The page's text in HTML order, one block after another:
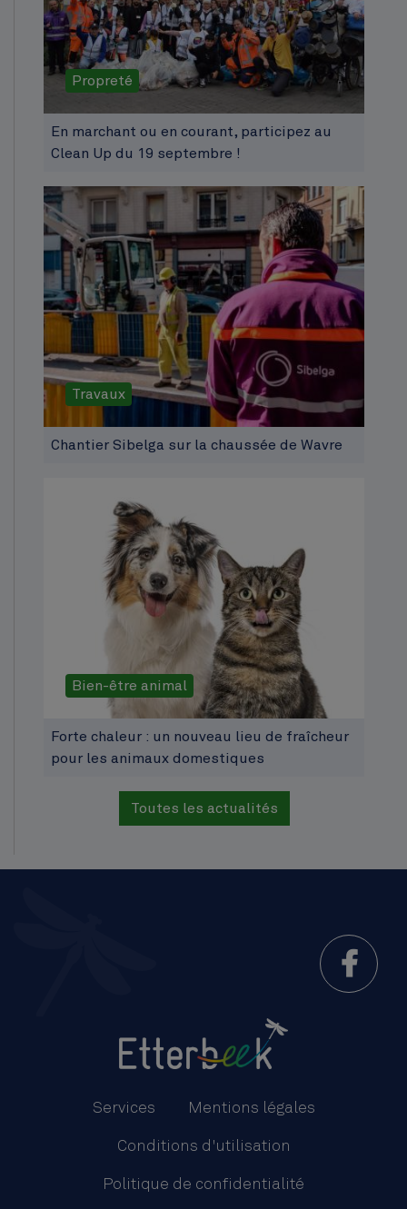
Propreté
En marchant ou en courant, participez au
Clean Up du 19 septembre !
Travaux
Chantier Sibelga sur la chaussée de Wavre
Bien-être animal
Forte chaleur : un nouveau lieu de fraîcheur
pour les animaux domestiques
Toutes les actualités
Services Mentions légales
Conditions d'utilisation
Politique de confidentialité